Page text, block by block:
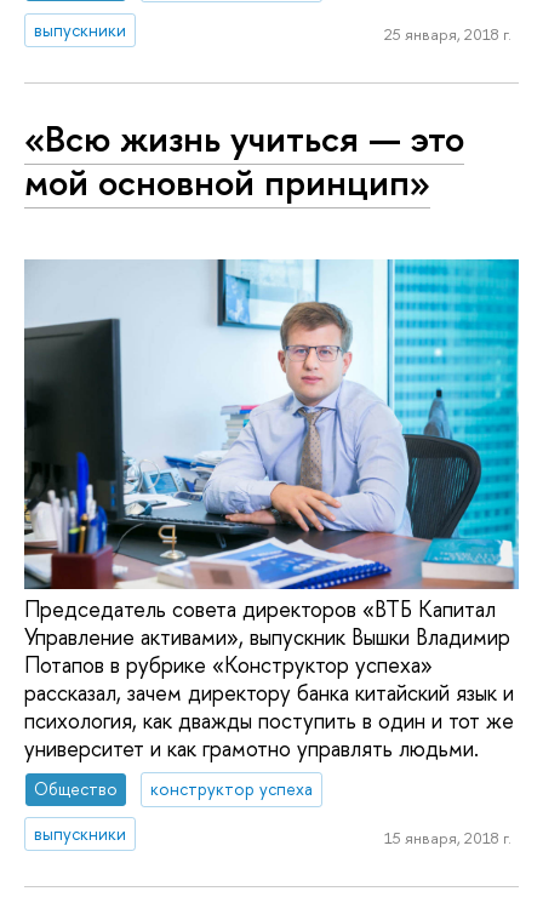
выпускники
25 января, 2018 г.
«Всю жизнь учиться — это
мой основной принцип»
Председатель совета директоров «ВТБ Капитал
Управление активами», выпускник Вышки Владимир
Потапов в рубрике «Конструктор успеха»
рассказал, зачем директору банка китайский язык и
психология, как дважды поступить в один и тот же
университет и как грамотно управлять людьми.
Общество
конструктор успеха
выпускники
15 января, 2018 г.